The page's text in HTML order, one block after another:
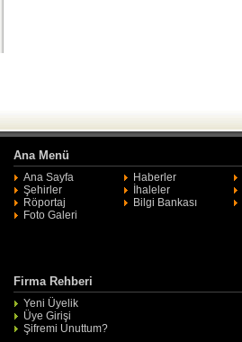
Ana Menü
Ana Sayfa Haberler
Şehirler
İhaleler
Röportaj
Bilgi Bankası
Foto Galeri
Firma Rehberi
Yeni Üyelik
Üye Girişi
Şifremi Unuttum?